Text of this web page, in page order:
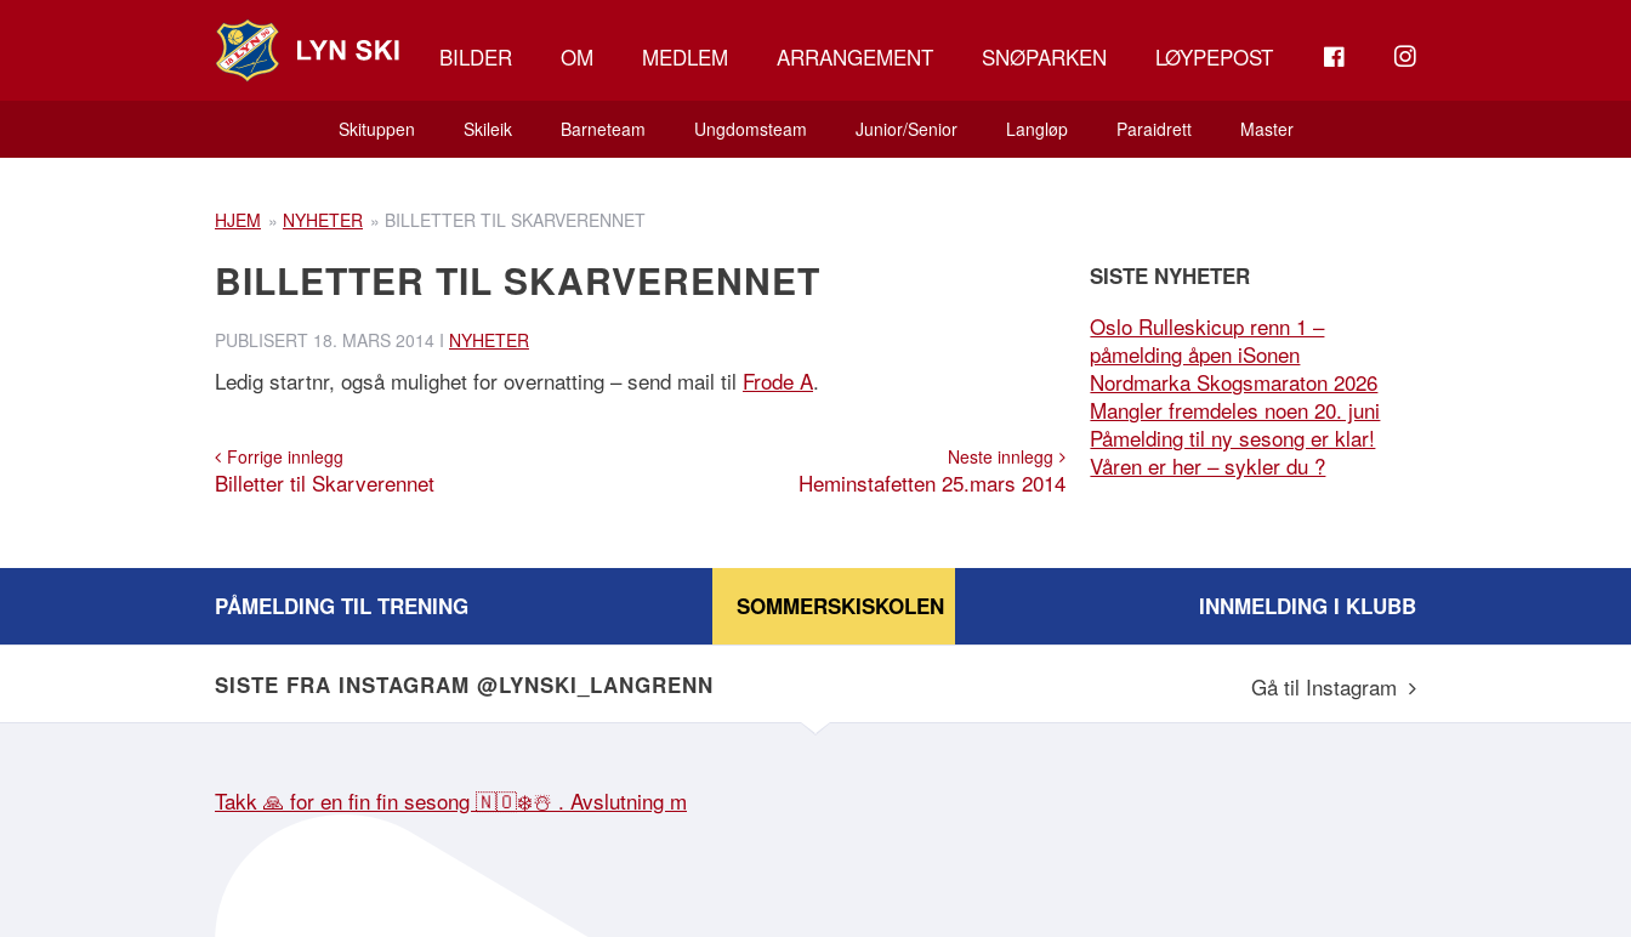
BILDER OM MEDLEM ARRANGEMENT SNØPARKEN LØYPEPOST INSTAGRAM
Skituppen Skileik Barneteam Ungdomsteam Junior/Senior Langløp Paraidrett Master
HJEM » NYHETER » BILLETTER TIL SKARVERENNET
BILLETTER TIL SKARVERENNET
PUBLISERT 18. MARS 2014 I NYHETER
Ledig startnr, også mulighet for overnatting – send mail til Frode A.
Forrige innlegg
Billetter til Skarverennet
Neste innlegg
Heminstafetten 25.mars 2014
SISTE NYHETER
Oslo Rulleskicup renn 1 –
påmelding åpen iSonen
Nordmarka Skogsmaraton 2026
Mangler fremdeles noen 20. juni
Påmelding til ny sesong er klar!
Våren er her – sykler du ?
PÅMELDING TIL TRENING INNMELDING I KLUBB
SOMMERSKISKOLEN
SISTE FRA INSTAGRAM @LYNSKI_LANGRENN Gå til Instagram
Takk 🙏 for en fin fin sesong 🇳🇴❄️☃️ . Avslutning m